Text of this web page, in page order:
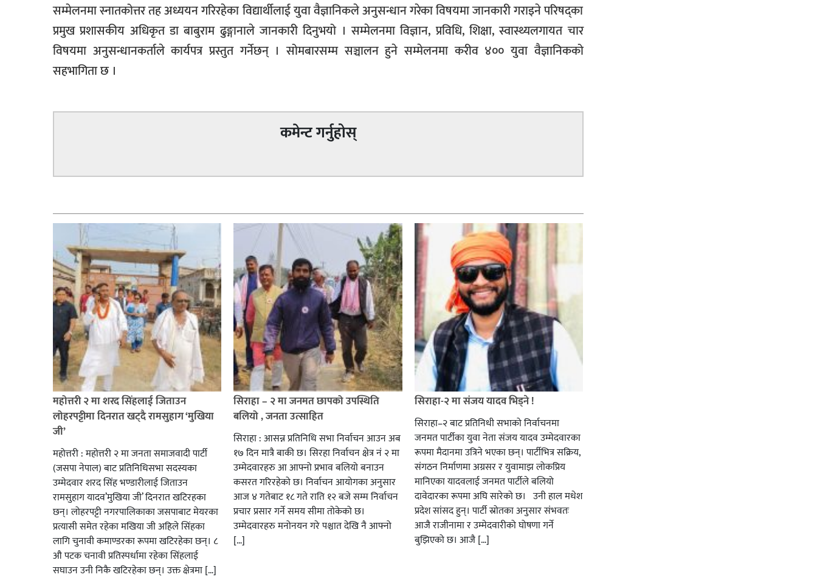
सम्मेलनमा स्नातकोत्तर तह अध्ययन गरिरहेका विद्यार्थीलाई युवा वैज्ञानिकले अनुसन्धान गरेका विषयमा जानकारी गराइने परिषद्का
प्रमुख प्रशासकीय अधिकृत डा बाबुराम ढुङ्गानाले जानकारी दिनुभयो । सम्मेलनमा विज्ञान, प्रविधि, शिक्षा, स्वास्थ्यलगायत चार
विषयमा अनुसन्धानकर्ताले कार्यपत्र प्रस्तुत गर्नेछन् । सोमबारसम्म सञ्चालन हुने सम्मेलनमा करीव ४०० युवा वैज्ञानिकको
सहभागिता छ ।
कमेन्ट गर्नुहोस्
महोत्तरी २ मा शरद सिंहलाई जिताउन
लोहरपट्टीमा दिनरात खट्दै रामसुहाग ‘मुखिया
जी’
महोत्तरी : महोत्तरी २ मा जनता समाजवादी पार्टी
(जसपा नेपाल) बाट प्रतिनिधिसभा सदस्यका
उम्मेदवार शरद सिंह भण्डारीलाई जिताउन
रामसुहाग यादव’मुखिया जी’ दिनरात खटिरहका
छन्। लोहरपट्टी नगरपालिकाका जसपाबाट मेयरका
प्रत्यासी समेत रहेका मखिया जी अहिले सिंहका
लागि चुनावी कमाण्डरका रूपमा खटिरहेका छन्। ८
औ पटक चनावी प्रतिस्पर्धामा रहेका सिंहलाई
सघाउन उनी निकै खटिरहेका छन्। उक्त क्षेत्रमा […]
सिराहा – २ मा जनमत छापको उपस्थिति
बलियो , जनता उत्साहित
सिराहा : आसन्न प्रतिनिधि सभा निर्वाचन आउन अब
१७ दिन मात्रै बाकी छ। सिरहा निर्वाचन क्षेत्र नं २ मा
उम्मेदवारहरु आ आफ्नो प्रभाव बलियो बनाउन
कसरत गरिरहेको छ। निर्वाचन आयोगका अनुसार
आज ४ गतेबाट १८ गते राति १२ बजे सम्म निर्वाचन
प्रचार प्रसार गर्ने समय सीमा तोकेको छ।
उम्मेदवारहरु मनोनयन गरे पश्चात देखि नै आफ्नो
[…]
सिराहा-२ मा संजय यादव भिड्ने !
सिराहा–२ बाट प्रतिनिधी सभाको निर्वाचनमा
जनमत पार्टीका युवा नेता संजय यादव उम्मेदवारका
रूपमा मैदानमा उत्रिने भएका छन्। पार्टीभित्र सक्रिय,
संगठन निर्माणमा अग्रसर र युवामाझ लोकप्रिय
मानिएका यादवलाई जनमत पार्टीले बलियो
दावेदारका रूपमा अघि सारेको छ। उनी हाल मधेश
प्रदेश सांसद हुन्। पार्टी स्रोतका अनुसार संभवतः
आजै राजीनामा र उम्मेदवारीको घोषणा गर्ने
बुझिएको छ। आजै […]